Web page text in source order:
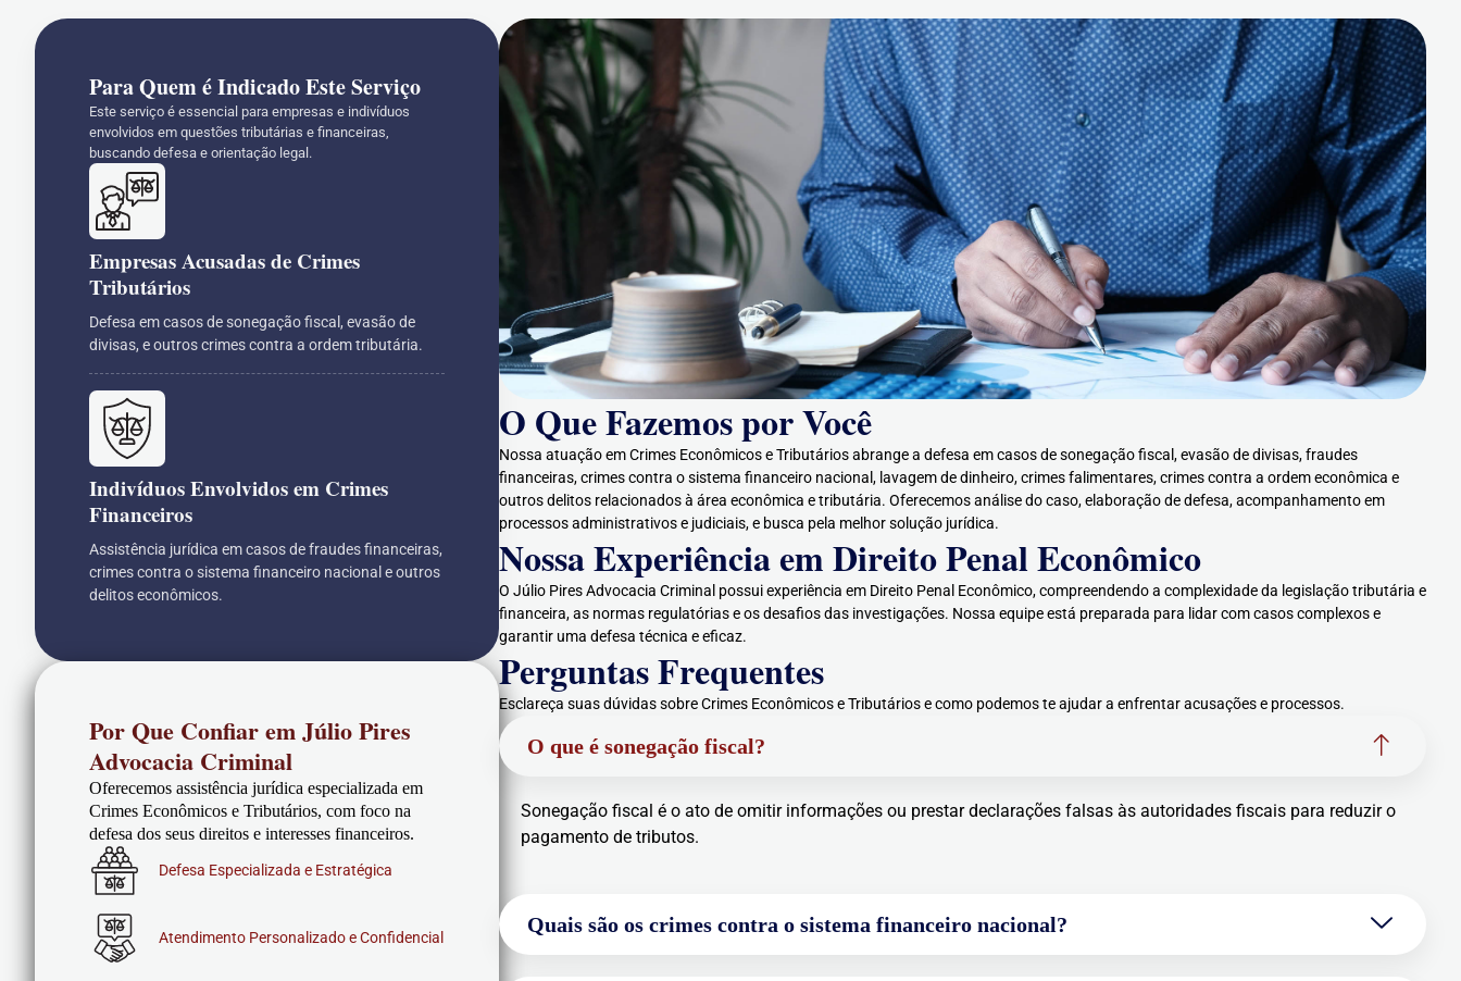
Para Quem é Indicado Este Serviço
Este serviço é essencial para empresas e indivíduos
envolvidos em questões tributárias e financeiras,
buscando defesa e orientação legal.
Empresas Acusadas de Crimes
Tributários
Defesa em casos de sonegação fiscal, evasão de
divisas, e outros crimes contra a ordem tributária.
Indivíduos Envolvidos em Crimes
Financeiros
Assistência jurídica em casos de fraudes financeiras,
crimes contra o sistema financeiro nacional e outros
delitos econômicos.
Por Que Confiar em Júlio Pires
Advocacia Criminal
Oferecemos assistência jurídica especializada em
Crimes Econômicos e Tributários, com foco na
defesa dos seus direitos e interesses financeiros.
Defesa Especializada e Estratégica
Atendimento Personalizado e Confidencial
O Que Fazemos por Você
Nossa atuação em Crimes Econômicos e Tributários abrange a defesa em casos de sonegação fiscal, evasão de divisas, fraudes
financeiras, crimes contra o sistema financeiro nacional, lavagem de dinheiro, crimes falimentares, crimes contra a ordem econômica e
outros delitos relacionados à área econômica e tributária. Oferecemos análise do caso, elaboração de defesa, acompanhamento em
processos administrativos e judiciais, e busca pela melhor solução jurídica.
Nossa Experiência em Direito Penal Econômico
O Júlio Pires Advocacia Criminal possui experiência em Direito Penal Econômico, compreendendo a complexidade da legislação tributária e
financeira, as normas regulatórias e os desafios das investigações. Nossa equipe está preparada para lidar com casos complexos e
garantir uma defesa técnica e eficaz.
Perguntas Frequentes
Esclareça suas dúvidas sobre Crimes Econômicos e Tributários e como podemos te ajudar a enfrentar acusações e processos.
O que é sonegação fiscal?
Sonegação fiscal é o ato de omitir informações ou prestar declarações falsas às autoridades fiscais para reduzir o
pagamento de tributos.
Quais são os crimes contra o sistema financeiro nacional?